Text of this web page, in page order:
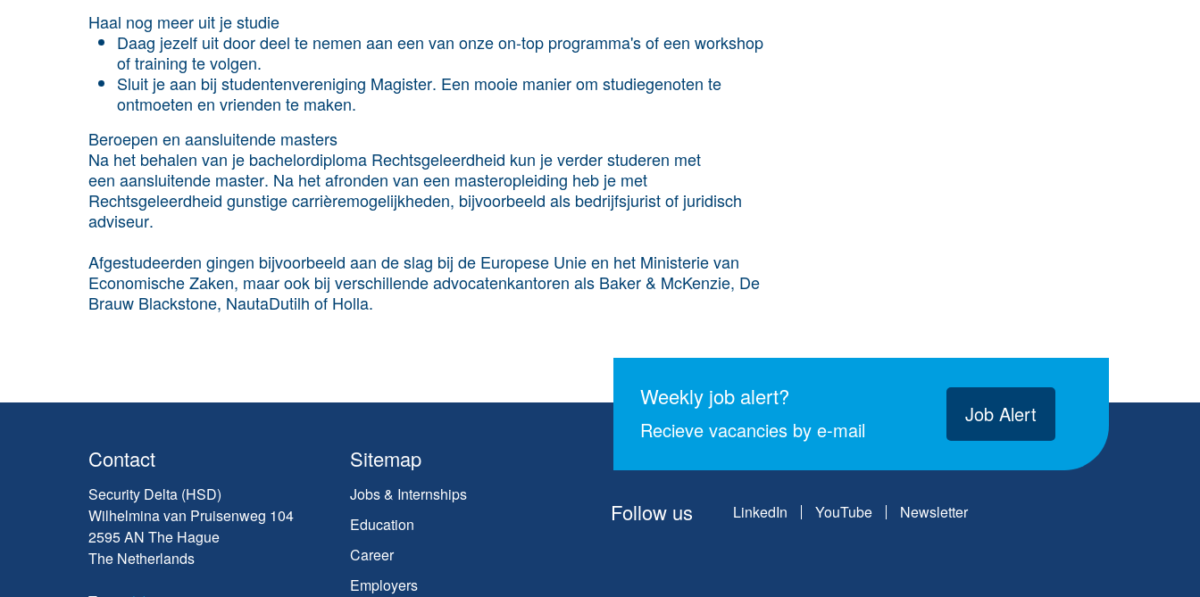
Haal nog meer uit je studie
Daag jezelf uit door deel te nemen aan een van onzeon-top programma'sof een workshop
of training te volgen.
Sluit je aan bij studentenvereniging Magister. Een mooie manier om studiegenoten te
ontmoeten en vrienden te maken.
Beroepen en aansluitende masters
Na het behalen van je bachelordiploma Rechtsgeleerdheid kun je verder studeren met
een aansluitende master. Na het afronden van een masteropleiding heb je met
Rechtsgeleerdheid gunstige carrièremogelijkheden, bijvoorbeeld als bedrijfsjuristof juridisch
adviseur.
Afgestudeerden gingen bijvoorbeeld aan de slag bij de Europese Unieen het Ministerie van
Economische Zaken, maar ook bij verschillende advocatenkantoren als Baker & McKenzie, De
Brauw Blackstone, NautaDutilh of Holla.
Weekly job alert?
Recieve vacancies by e-mail
Job Alert
Contact
Security Delta (HSD)
Wilhelmina van Pruisenweg 104
2595 AN The Hague
The Netherlands
Sitemap
Jobs & Internships
Education
Career
Employers
Follow us LinkedIn YouTube Newsletter